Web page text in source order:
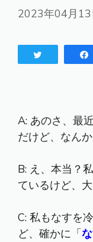
2023年04月13
A: あのさ、最
だけど、なん
B: え、本当？
ているけど、大
C: 私もなすを
ど、確かに「